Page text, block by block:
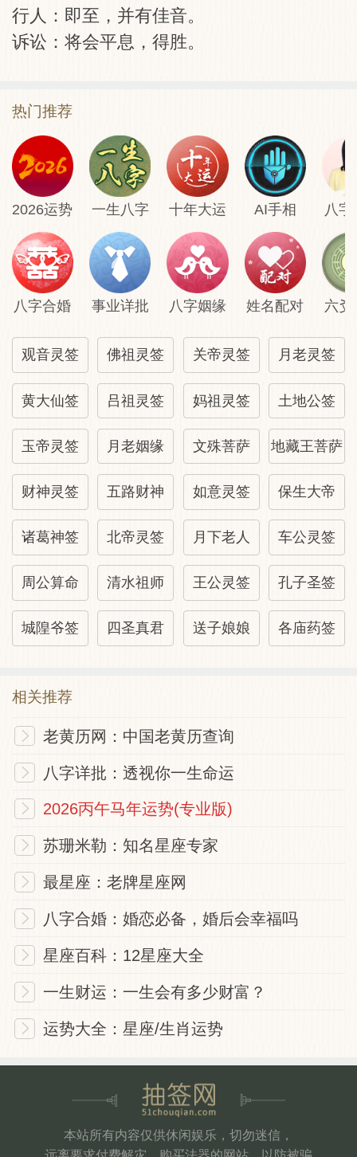
行人：即至，并有佳音。
诉讼：将会平息，得胜。
热门推荐
2026运势 一生八字 十年大运 AI手相 八
八字合婚 事业详批 八字姻缘 姓名配对 六爻
观音灵签 佛祖灵签 关帝灵签 月老灵签
黄大仙签 吕祖灵签 妈祖灵签 土地公签
玉帝灵签 月老姻缘 文殊菩萨 地藏王菩萨
财神灵签 五路财神 如意灵签 保生大帝
诸葛神签 北帝灵签 月下老人 车公灵签
周公算命 清水祖师 王公灵签 孔子圣签
城隍爷签 四圣真君 送子娘娘 各庙药签
相关推荐
老黄历网：中国老黄历查询
八字详批：透视你一生命运
2026丙午马年运势(专业版)
苏珊米勒：知名星座专家
最星座：老牌星座网
八字合婚：婚恋必备，婚后会幸福吗
星座百科：12星座大全
一生财运：一生会有多少财富？
运势大全：星座/生肖运势
本站所有内容仅供休闲娱乐，切勿迷信，